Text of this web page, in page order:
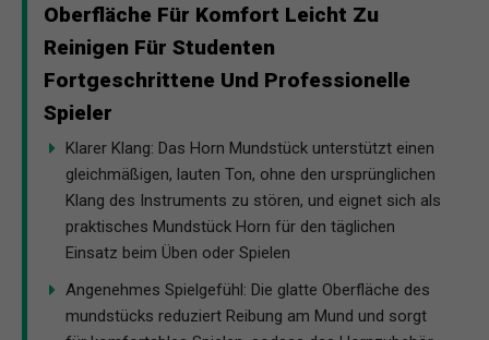
Oberfläche Für Komfort Leicht Zu
Reinigen Für Studenten
Fortgeschrittene Und Professionelle
Spieler
Klarer Klang: Das Horn Mundstück unterstützt einen
gleichmäßigen, lauten Ton, ohne den ursprünglichen
Klang des Instruments zu stören, und eignet sich als
praktisches Mundstück Horn für den täglichen
Einsatz beim Üben oder Spielen
Angenehmes Spielgefühl: Die glatte Oberfläche des
mundstücks reduziert Reibung am Mund und sorgt